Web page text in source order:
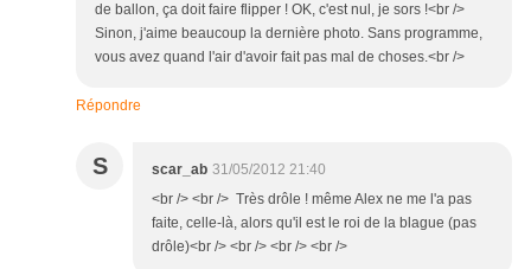
de ballon, ça doit faire flipper ! OK, c'est nul, je sors !<br />
Sinon, j'aime beaucoup la dernière photo. Sans programme,
vous avez quand l'air d'avoir fait pas mal de choses.<br />
Répondre
S scar_ab 31/05/2012 21:40
<br /> <br /> Très drôle ! même Alex ne me l'a pas
faite, celle-là, alors qu'il est le roi de la blague (pas
drôle)<br /> <br /> <br /> <br />